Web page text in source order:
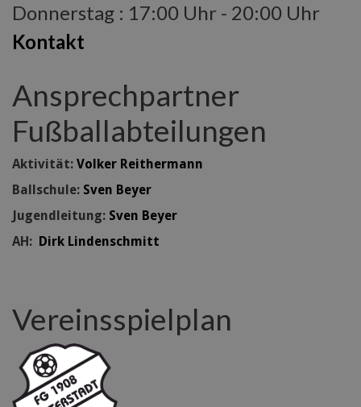
Donnerstag : 17:00 Uhr - 20:00 Uhr
Kontakt
Ansprechpartner
Fußballabteilungen
Aktivität: Volker Reithermann
Ballschule: Sven Beyer
Jugendleitung: Sven Beyer
AH: Dirk Lindenschmitt
Vereinsspielplan